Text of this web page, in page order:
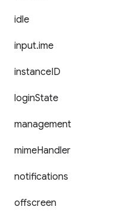
idle
input.ime
instanceID
loginState
management
mimeHandler
notifications
offscreen